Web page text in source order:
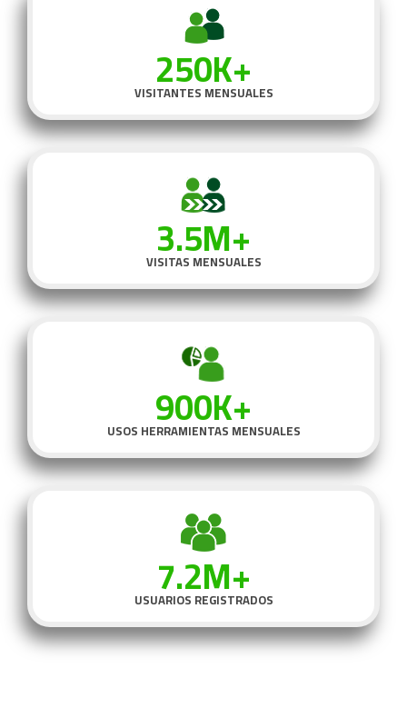
250K+
VISITANTES MENSUALES
3.5M+
VISITAS MENSUALES
900K+
USOS HERRAMIENTAS MENSUALES
7.2M+
USUARIOS REGISTRADOS